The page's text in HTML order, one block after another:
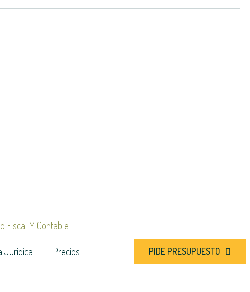
Fiscal Y Contable
Jurídica
Precios
PIDE PRESUPUESTO